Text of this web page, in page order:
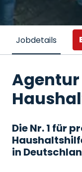
Jobdetails
Die Nr. 1 für
in